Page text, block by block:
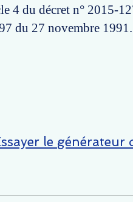
4 du décret n° 2015-
du 27 novembre 1991.
le générateur